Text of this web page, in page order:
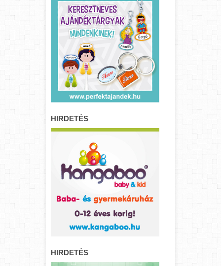
HIRDETÉS
HIRDETÉS